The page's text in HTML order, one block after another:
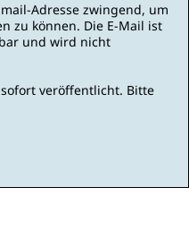
Adresse zwingend, um
zu können. Die E-Mail ist
und wird nicht
veröffentlicht. Bitte